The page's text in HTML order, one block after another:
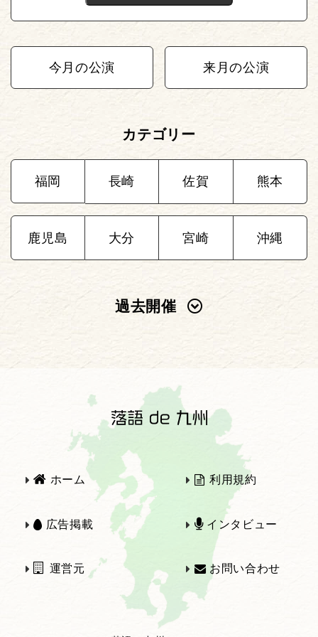
今月の公演 来月の公演
カテゴリー
福岡 長崎 佐賀 熊本
鹿児島 大分 宮崎 沖縄
過去開催
2022年
2021年 2020年
2019年 2018年
2017年 2016年
ホーム 利用規約
広告掲載 インタビュー
運営元 お問い合わせ